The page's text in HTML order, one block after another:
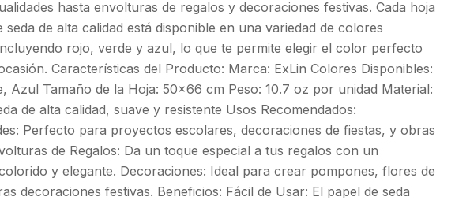
hasta envolturas de regalos y decoraciones festivas. Cada hoja
seda de alta calidad está disponible en una variedad de colores
rojo, verde y azul, lo que te permite elegir el color perfecto
Características del Producto: Marca: ExLin Colores Disponibles:
Azul Tamaño de la Hoja: 50x66 cm Peso: 10.7 oz por unidad Material:
de alta calidad, suave y resistente Usos Recomendados:
Perfecto para proyectos escolares, decoraciones de fiestas, y obras
de Regalos: Da un toque especial a tus regalos con un
y elegante. Decoraciones: Ideal para crear pompones, flores de
decoraciones festivas. Beneficios: Fácil de Usar: El papel de seda